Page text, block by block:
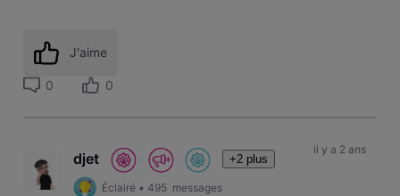
J'aime
0 0
djet +2 plus
Éclairé • 495 messages
il y a 2 ans